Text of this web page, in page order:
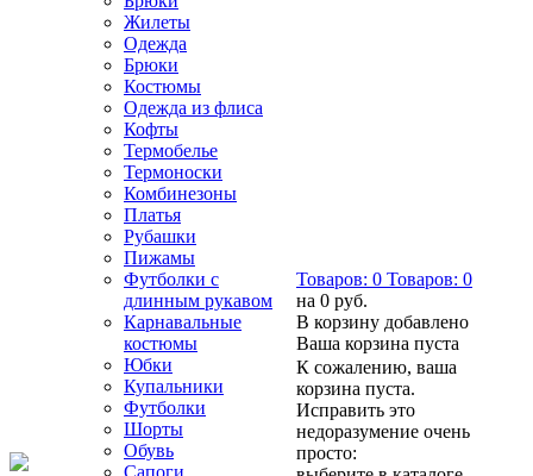
Жилеты
Одежда
Брюки
Костюмы
Одежда из флиса
Кофты
Термобелье
Термоноски
Комбинезоны
Платья
Рубашки
Пижамы
Футболки с
длинным рукавом
Карнавальные
костюмы
Юбки
Купальники
Футболки
Шорты
Обувь
Сапоги
Товаров: 0 Товаров: 0
на 0 руб.
В корзину добавлено
Ваша корзина пуста
К сожалению, ваша
корзина пуста.
Исправить это
недоразумение очень
просто: